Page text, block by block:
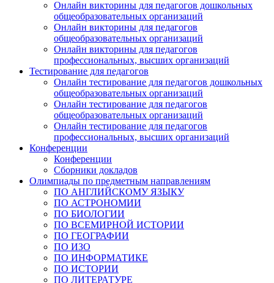
Онлайн викторины для педагогов дошкольных
общеобразовательных организаций
Онлайн викторины для педагогов
общеобразовательных организаций
Онлайн викторины для педагогов
профессиональных, высших организаций
Тестирование для педагогов
Онлайн тестирование для педагогов дошкольных
общеобразовательных организаций
Онлайн тестирование для педагогов
общеобразовательных организаций
Онлайн тестирование для педагогов
профессиональных, высших организаций
Конференции
Конференции
Сборники докладов
Олимпиады по предметным направлениям
ПО АНГЛИЙСКОМУ ЯЗЫКУ
ПО АСТРОНОМИИ
ПО БИОЛОГИИ
ПО ВСЕМИРНОЙ ИСТОРИИ
ПО ГЕОГРАФИИ
ПО ИЗО
ПО ИНФОРМАТИКЕ
ПО ИСТОРИИ
ПО ЛИТЕРАТУРЕ